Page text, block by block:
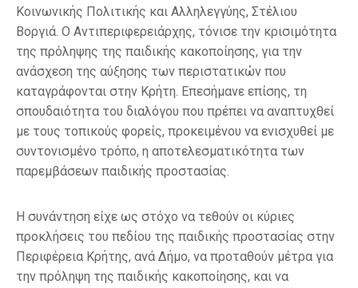
Κοινωνικής Πολιτικής και Αλληλεγγύης, Στέλιου
Βοργιά. Ο Αντιπεριφερειάρχης, τόνισε την κρισιμότητα
της πρόληψης της παιδικής κακοποίησης, για την
ανάσχεση της αύξησης των περιστατικών που
καταγράφονται στην Κρήτη. Επεσήμανε επίσης, τη
σπουδαιότητα του διαλόγου που πρέπει να αναπτυχθεί
με τους τοπικούς φορείς, προκειμένου να ενισχυθεί με
συντονισμένο τρόπο, η αποτελεσματικότητα των
παρεμβάσεων παιδικής προστασίας.
Η συνάντηση είχε ως στόχο να τεθούν οι κύριες
προκλήσεις του πεδίου της παιδικής προστασίας στην
Περιφέρεια Κρήτης, ανά Δήμο, να προταθούν μέτρα για
την πρόληψη της παιδικής κακοποίησης, και να